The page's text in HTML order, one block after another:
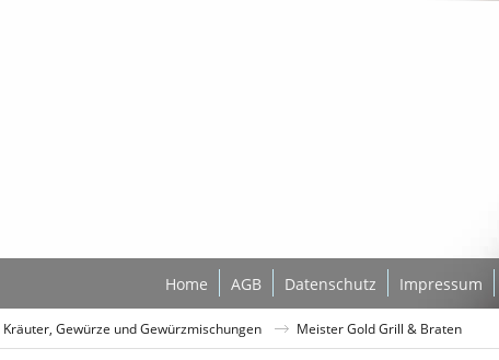
Home AGB Datenschutz Impressum
Kräuter, Gewürze und Gewürzmischungen Meister Gold Grill & Braten